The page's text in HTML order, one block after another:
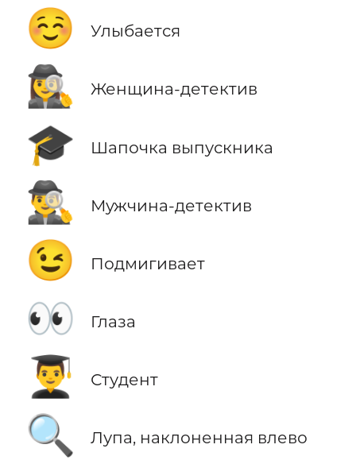
☺️ Улыбается
🕵️‍♀️ Женщина-детектив
🎓 Шапочка выпускника
🕵️‍♂️ Мужчина-детектив
😉 Подмигивает
👀 Глаза
👨‍🎓 Студент
🔍 Лупа, наклоненная влево